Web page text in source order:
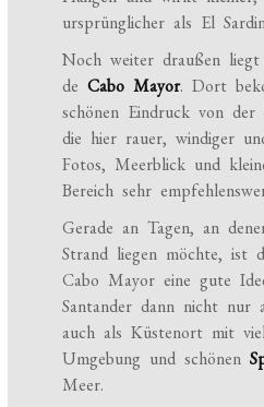
ursprünglicher als El
Noch weiter draußen
deCabo Mayor. Dort
schönen Eindruck von
die hier rauer, windiger
Fotos, Meerblick und
Bereich sehr
Gerade an Tagen, an
Strand liegen möchte, ist
Cabo Mayor eine gute
Santander dann nicht nur
auch als Küstenort mit
Umgebung und schönen
Meer.